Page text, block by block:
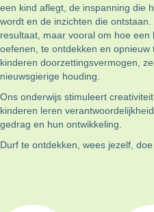
een kind aflegt, de inspanning die
wordt en de inzichten die
resultaat, maar vooral om hoe een
oefenen, te ontdekken en opnieuw
kinderen doorzettingsvermogen,
nieuwsgierige houding.
Ons onderwijs stimuleert
kinderen leren
gedrag en hun ontwikkeling.
Durf te ontdekken, wees jezelf,